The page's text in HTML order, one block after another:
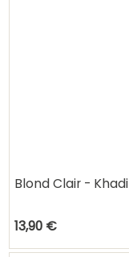
Blond Clair - Khadi
13,90 €